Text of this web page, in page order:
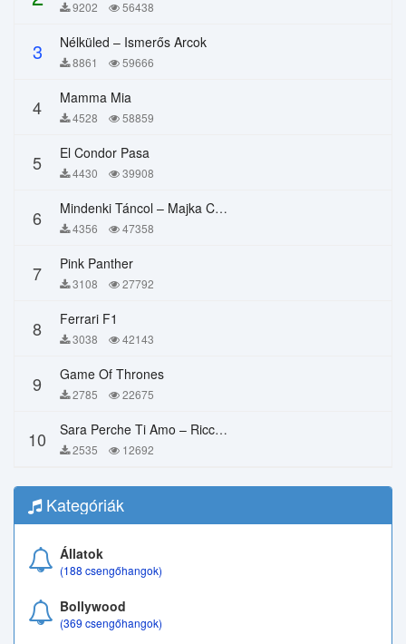
9202 56438
3 Nélküled – Ismerős Arcok
8861 59666
4 Mamma Mia
4528 58859
5 El Condor Pasa
4430 39908
6 Mindenki Táncol – Majka Curtis, Péter Majoros
4356 47358
7 Pink Panther
3108 27792
8 Ferrari F1
3038 42143
9 Game Of Thrones
2785 22675
10 Sara Perche Ti Amo – Ricchi E Poveri
2535 12692
Kategóriák
Állatok
(188 csengőhangok)
Bollywood
(369 csengőhangok)